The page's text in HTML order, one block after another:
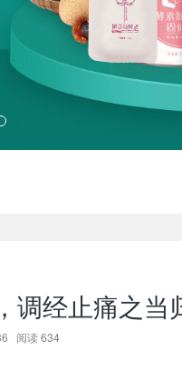
调经止痛之当
阅读634